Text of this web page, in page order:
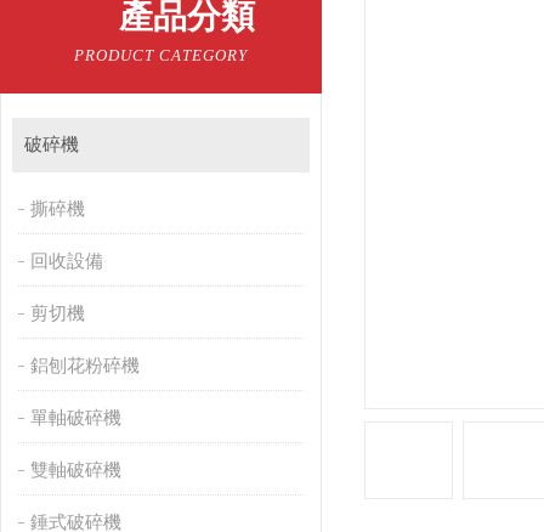
產品分類
PRODUCT CATEGORY
破碎機
撕碎機
回收設備
剪切機
鋁刨花粉碎機
單軸破碎機
雙軸破碎機
錘式破碎機